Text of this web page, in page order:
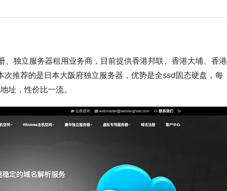
、独立服务器租用业务商，目前提供香港邦联、香港大埔、香港
推荐的是日本大阪府独立服务器，优势是全ssd固态硬盘，每
址，性价比一流。